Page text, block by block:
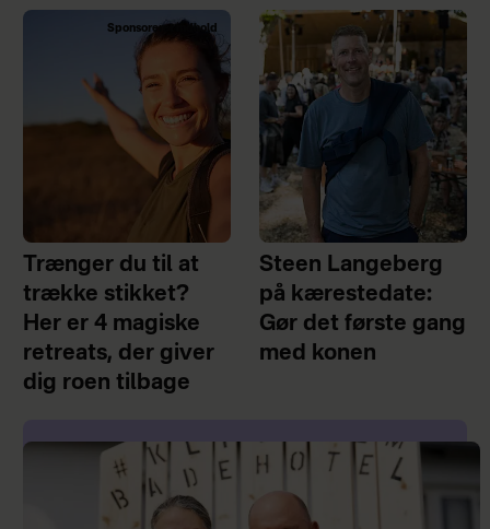
Sponsoreret indhold
Trænger du til at
trække stikket?
Her er 4 magiske
retreats, der giver
dig roen tilbage
Steen Langeberg
på kærestedate:
Gør det første gang
med konen